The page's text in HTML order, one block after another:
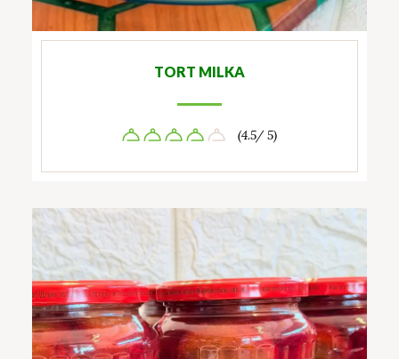
TORT MILKA
(4.5/ 5)